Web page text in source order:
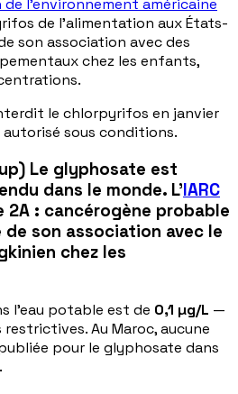
l'environnement américaine
de l'alimentation aux États-
son association avec des
chez les enfants,
le chlorpyrifos en janvier
autorisé sous conditions.
Le glyphosate est
dans le monde. L'IARC
2A : cancérogène probable
de son association avec le
chez les
l'eau potable est de 0,1 µg/L —
Au Maroc, aucune
pour le glyphosate dans